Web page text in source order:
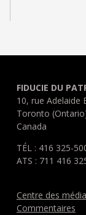
FIDUCIE DU
10, rue Adelaide
Toronto
Canada
TÉL : 416 325-
ATS : 711 416
Centre des
Commentaires